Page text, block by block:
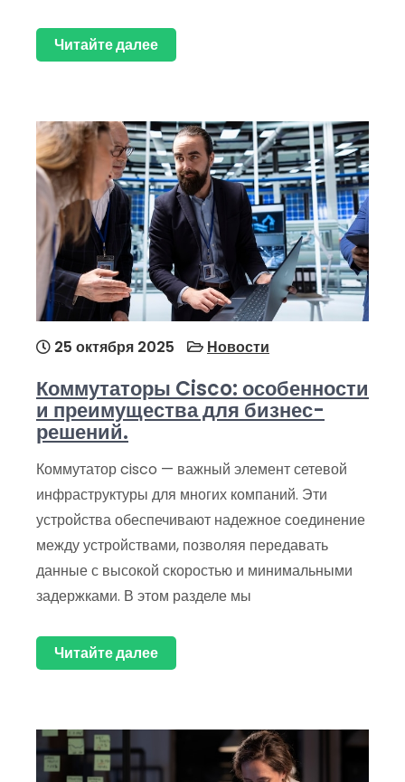
Читайте далее
25 октября 2025 Новости
Коммутаторы Cisco: особенности
и преимущества для бизнес-
решений.
Коммутатор cisco — важный элемент сетевой
инфраструктуры для многих компаний. Эти
устройства обеспечивают надежное соединение
между устройствами, позволяя передавать
данные с высокой скоростью и минимальными
задержками. В этом разделе мы
Читайте далее